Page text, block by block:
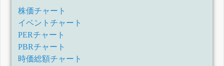
株価チャート
イベントチャート
PERチャート
PBRチャート
時価総額チャート